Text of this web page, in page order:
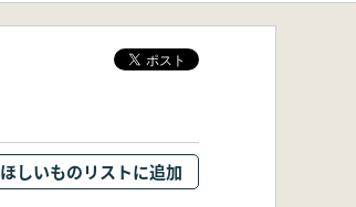
ほしいものリストに追加